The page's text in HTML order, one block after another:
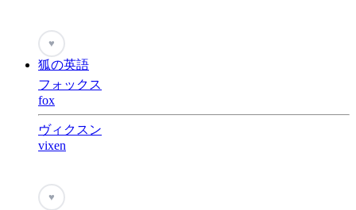
♥
狐の英語
フォックス
fox
ヴィクスン
vixen
♥